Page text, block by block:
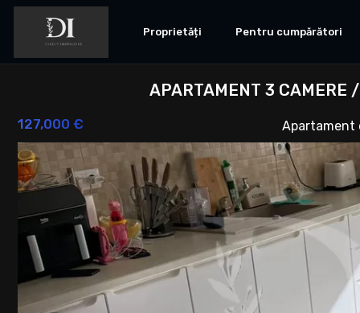
Proprietăți Pentru cumpărători
APARTAMENT 3 CAMERE
127,000 € Apartament